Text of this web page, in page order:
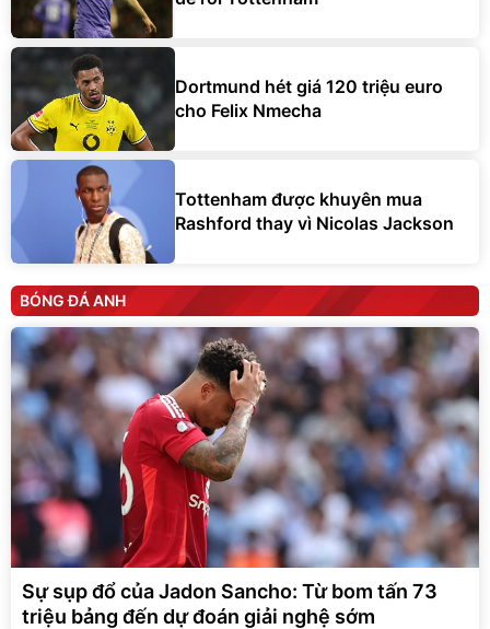
Dortmund hét giá 120 triệu euro
cho Felix Nmecha
Tottenham được khuyên mua
Rashford thay vì Nicolas Jackson
BÓNG ĐÁ ANH
Sự sụp đổ của Jadon Sancho: Từ bom tấn 73
triệu bảng đến dự đoán giải nghệ sớm